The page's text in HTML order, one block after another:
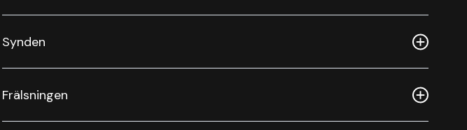
Synden
Frälsningen